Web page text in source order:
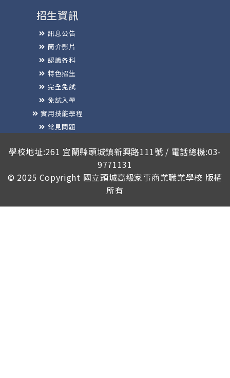
招生資訊
訊息公告
簡介影片
認識各科
特色招生
完全免試
免試入學
實用技能學程
常見問題
學校地址:261 宜蘭縣頭城鎮新興路111號 / 電話總機:03-
9771131
© 2025 Copyright 國立頭城高級家事商業職業學校 版權
所有